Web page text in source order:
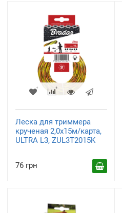
Леска для триммера
крученая 2,0x15м/карта,
ULTRA L3, ZUL3T2015K
76 грн